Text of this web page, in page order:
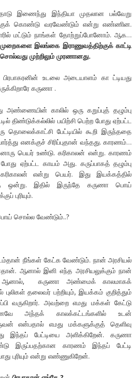
இணைந்து இந்தியா முதலான பல்வேறு
கொண்டு வரவேண்டும் என்று எண்ணின.
மட்டும் நாங்கள் தோற்றுப்போனோம். ஆக…
இலங்கை இராணுவத்திற்குக் காட்டி
முற்றிலும் முரணானது.
உடலை அடையாளம் கா ட்டியது
கருணா .
அண்ணையின் காலில் ஒரு கறுப்புத் தழும்பு
திண்டுக்கல்லில் பயிற்சி பெற்ற போது ஏற்பட்ட
தொலைக்காட்சி பேட்டியில் கூறி இருந்ததை
எனக்குச் சிரிப்புதான் வந்தது. காரணம்…
பெயர் உண்டு. கரிகாலன் என்று. காரணம்
ஏற்பட்ட காயம் அது. கருப்பாகத் தழும்பு
என்று பெயர். இது இயக்கத்தில்
ஒன்று. இதில் இருந்தே கருணா பொய்
புரியும்.
சொல்ல வேண்டும்..?
நீங்கள் கேட்க வேண்டும். நான் அரசியல்
ஆனால் இனி எந்த அரசியலுக்கும் நான்
ஆனால், கருணா அண்மைக் காலமாகக்
புலிகள் தலைவர் பற்றியும், இயக்கம் குறித்தும்
வருகிறார். அவற்றை எமது மக்கள் கேட்டு
எனவே அந்தக் காலக்கட்டங்களில் உடன்
என்பதால் எமது மக்களுக்குத் தெளிவு
இந்தப் பேட்டியை அளிக்கிறேன். கருணா
இருப்பதற்கான காரணம் இந்தப் பேட்டி
புரியும் என்று எண்ணுகிறேன்.